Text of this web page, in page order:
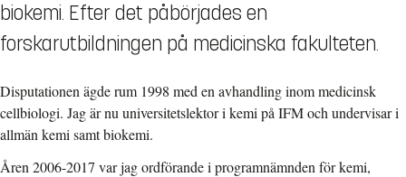
biokemi. Efter det påbörjades en
forskarutbildningen på medicinska fakulteten.
Disputationen ägde rum 1998 med en avhandling inom medicinsk
cellbiologi. Jag är nu universitetslektor i kemi på IFM och undervisar i
allmän kemi samt biokemi.
Åren 2006-2017 var jag ordförande i programnämnden för kemi,